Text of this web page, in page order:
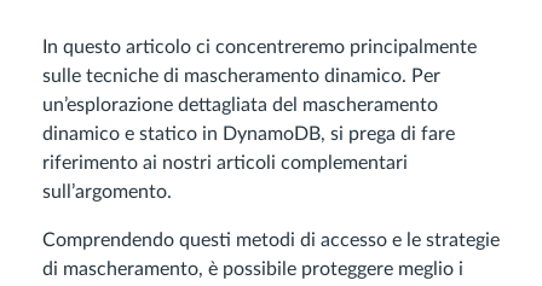
In questo articolo ci concentreremo principalmente
sulle tecniche di mascheramento dinamico. Per
un’esplorazione dettagliata del mascheramento
dinamico e statico in DynamoDB, si prega di fare
riferimento ai nostri articoli complementari
sull’argomento.
Comprendendo questi metodi di accesso e le strategie
di mascheramento, è possibile proteggere meglio i